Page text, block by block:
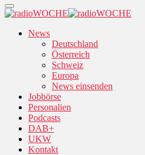
News
Deutschland
Österreich
Schweiz
Europa
News einsenden
Jobbörse
Personalien
Podcasts
DAB+
UKW
Kontakt